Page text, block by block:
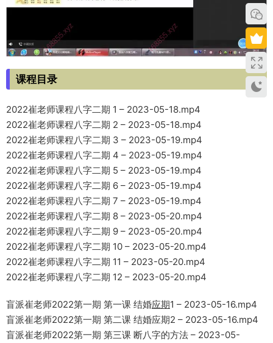
课程目录
2022崔老师课程八字二期 1 – 2023-05-18.mp4
2022崔老师课程八字二期 2 – 2023-05-18.mp4
2022崔老师课程八字二期 3 – 2023-05-19.mp4
2022崔老师课程八字二期 4 – 2023-05-19.mp4
2022崔老师课程八字二期 5 – 2023-05-19.mp4
2022崔老师课程八字二期 6 – 2023-05-19.mp4
2022崔老师课程八字二期 7 – 2023-05-19.mp4
2022崔老师课程八字二期 8 – 2023-05-20.mp4
2022崔老师课程八字二期 9 – 2023-05-20.mp4
2022崔老师课程八字二期 10 – 2023-05-20.mp4
2022崔老师课程八字二期 11 – 2023-05-20.mp4
2022崔老师课程八字二期 12 – 2023-05-20.mp4
盲派崔老师2022第一期 第一课 结婚应期1 – 2023-05-16.mp4
盲派崔老师2022第一期 第二课 结婚应期2 – 2023-05-16.mp4
盲派崔老师2022第一期 第三课 断八字的方法 – 2023-05-